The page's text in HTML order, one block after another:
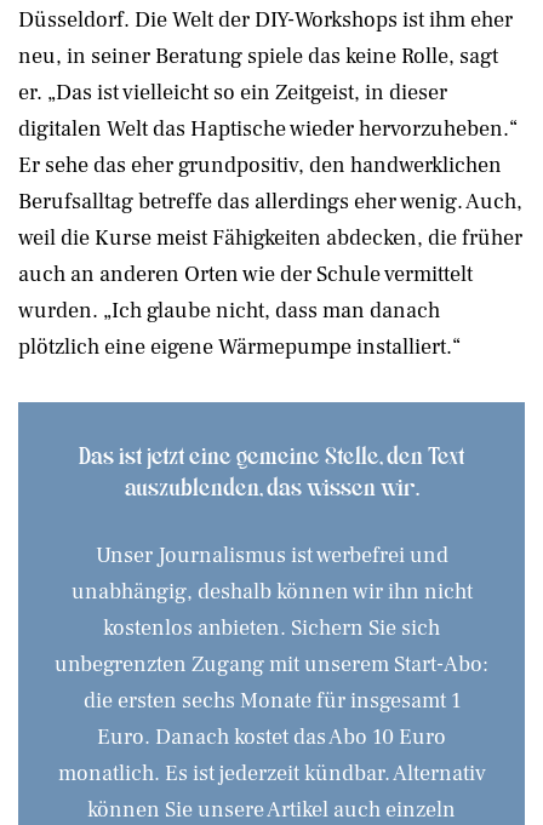
Düsseldorf. Die Welt der DIY-Workshops ist ihm eher
neu, in seiner Beratung spiele das keine Rolle, sagt
er. „Das ist vielleicht so ein Zeitgeist, in dieser
digitalen Welt das Haptische wieder hervorzuheben.“
Er sehe das eher grundpositiv, den handwerklichen
Berufsalltag betreffe das allerdings eher wenig. Auch,
weil die Kurse meist Fähigkeiten abdecken, die früher
auch an anderen Orten wie der Schule vermittelt
wurden. „Ich glaube nicht, dass man danach
plötzlich eine eigene Wärmepumpe installiert.“
Das ist jetzt eine gemeine Stelle, den Text
auszublenden, das wissen wir.
Unser Journalismus ist werbefrei und
unabhängig, deshalb können wir ihn nicht
kostenlos anbieten. Sichern Sie sich
unbegrenzten Zugang mit unserem Start-Abo:
die ersten sechs Monate für insgesamt 1
Euro. Danach kostet das Abo 10 Euro
monatlich. Es ist jederzeit kündbar. Alternativ
können Sie unsere Artikel auch einzeln